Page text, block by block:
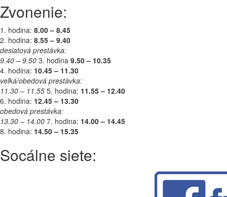
Zvonenie:
1. hodina: 8.00 – 8.45
2. hodina: 8.55 – 9.40
desiatová prestávka:
9.40 – 9.50 3. hodina 9.50 – 10.35
4. hodina: 10.45 – 11.30
veľká/obedová prestávka:
11.30 – 11.55 5. hodina: 11.55 – 12.40
6. hodina: 12.45 – 13.30
obedová prestávka:
13.30 – 14.00 7. hodina: 14.00 – 14.45
8. hodina: 14.50 – 15.35
Socálne siete: